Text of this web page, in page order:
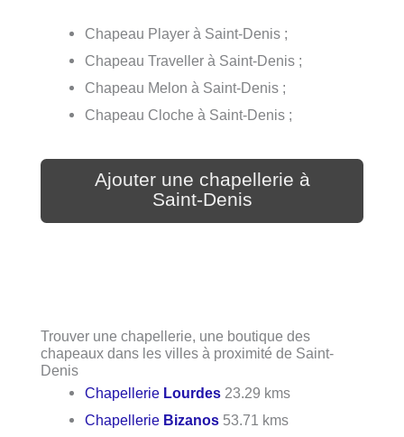
Chapeau Player à Saint-Denis ;
Chapeau Traveller à Saint-Denis ;
Chapeau Melon à Saint-Denis ;
Chapeau Cloche à Saint-Denis ;
Ajouter une chapellerie à
Saint-Denis
Trouver une chapellerie, une boutique des
chapeaux dans les villes à proximité de Saint-
Denis
Chapellerie Lourdes 23.29 kms
Chapellerie Bizanos 53.71 kms